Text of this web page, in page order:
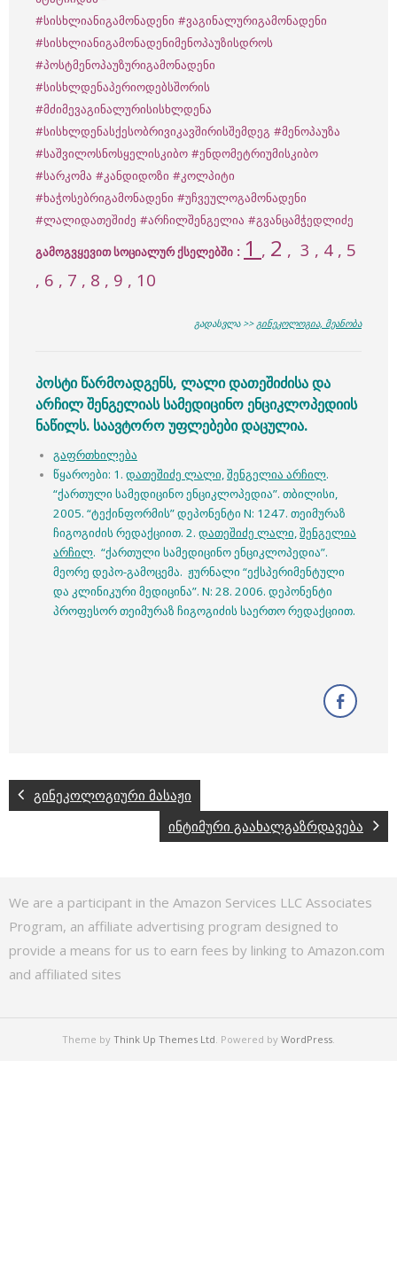
#სისხლიანიგამონადენი #ვაგინალურიგამონადენი
#სისხლიანიგამონადენიმენოპაუზისდროს
#პოსტმენოპაუზურიგამონადენი
#სისხლდენაპერიოდებსშორის
#მძიმევაგინალურისისხლდენა
#სისხლდენასქესობრივიკავშირისშემდეგ #მენოპაუზა
#საშვილოსნოსყელისკიბო #ენდომეტრიუმისკიბო
#სარკომა #კანდიდოზი #კოლპიტი
#ხაჭოსებრიგამონადენი #უჩვეულოგამონადენი
#ლალიდათეშიძე #არჩილშენგელია #გვანცამჭედლიძე
გამოგვყევით სოციალურ ქსელებში : 1 , 2 , 3 , 4 , 5
, 6 , 7 , 8 , 9 , 10
გადასვლა >>გინეკოლოგია, მეანობა
პოსტი წარმოადგენს, ლალი დათეშიძისა და
არჩილ შენგელიას სამედიცინო ენციკლოპედიის
ნაწილს. საავტორო უფლებები დაცულია.
გაფრთხილება
წყაროები: 1. დათეშიძე ლალი,შენგელია არჩილ.
“ქართული სამედიცინო ენციკლოპედია”. თბილისი,
2005. “ტექინფორმის” დეპონენტი N: 1247. თეიმურაზ
ჩიგოგიძის რედაქციით. 2. დათეშიძე ლალი,შენგელია
არჩილ. “ქართული სამედიცინო ენციკლოპედია”.
მეორე დეპო-გამოცემა. ჟურნალი “ექსპერიმენტული
და კლინიკური მედიცინა”. N: 28. 2006. დეპონენტი
პროფესორ თეიმურაზ ჩიგოგიძის საერთო რედაქციით.
გინეკოლოგიური მასაჟი
ინტიმური გაახალგაზრდავება
We are a participant in the Amazon Services LLC Associates
Program, an affiliate advertising program designed to
provide a means for us to earn fees by linking to Amazon.com
and affiliated sites
Theme by Think Up Themes Ltd . Powered by WordPress